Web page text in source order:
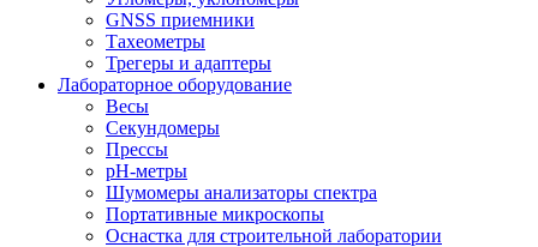
GNSS приемники
Тахеометры
Трегеры и адаптеры
Лабораторное оборудование
Весы
Секундомеры
Прессы
pH-метры
Шумомеры анализаторы спектра
Портативные микроскопы
Оснастка для строительной лаборатории